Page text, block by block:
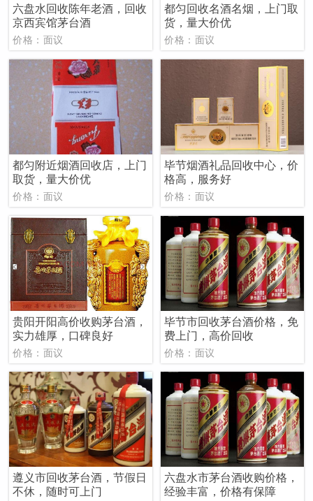
六盘水回收陈年老酒，回收
京西宾馆茅台酒
价格：面议
都匀回收名酒名烟，上门取
货，量大价优
价格：面议
都匀附近烟酒回收店，上门
取货，量大价优
价格：面议
毕节烟酒礼品回收中心，价
格高，服务好
价格：面议
贵阳开阳高价收购茅台酒，
实力雄厚，口碑良好
价格：面议
毕节市回收茅台酒价格，免
费上门，高价回收
价格：面议
遵义市回收茅台酒，节假日
不休，随时可上门
六盘水市茅台酒收购价格，
经验丰富，价格有保障